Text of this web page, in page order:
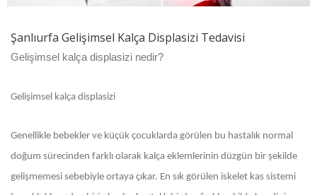
Şanlıurfa Gelişimsel Kalça Displasizi Tedavisi
Gelişimsel kalça displasizi nedir?
Gelişimsel kalça displasizi
Genellikle bebekler ve küçük çocuklarda görülen bu hastalık normal
doğum sürecinden farklı olarak kalça eklemlerinin düzgün bir şekilde
gelişmemesi sebebiyle ortaya çıkar. En sık görülen iskelet kas sistemi